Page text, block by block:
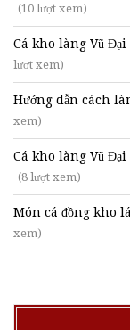
(10 lượt xem)
Cá kho làng Vũ
lượt xem)
Hướng dẫn cách
xem)
Cá kho làng Vũ
(8 lượt xem)
Món cá đồng kho
xem)